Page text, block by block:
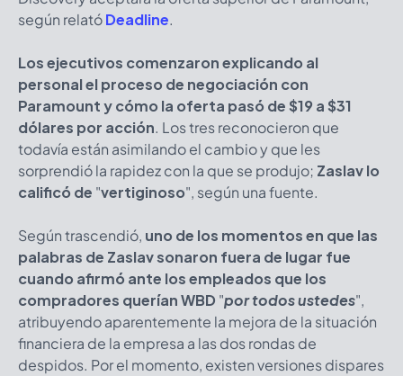
según relatóDeadline.
Los ejecutivos comenzaron explicando al
personal el proceso de negociación con
Paramount y cómo la oferta pasó de $19 a $31
dólares por acción. Los tres reconocieron que
todavía están asimilando el cambio y que les
sorprendió la rapidez con la que se produjo; Zaslav lo
calificó de "vertiginoso", según una fuente.
Según trascendió, uno de los momentos en que las
palabras de Zaslav sonaron fuera de lugar fue
cuando afirmó ante los empleados que los
compradores querían WBD "por todos ustedes",
atribuyendo aparentemente la mejora de la situación
financiera de la empresa a las dos rondas de
despidos. Por el momento, existen versiones dispares